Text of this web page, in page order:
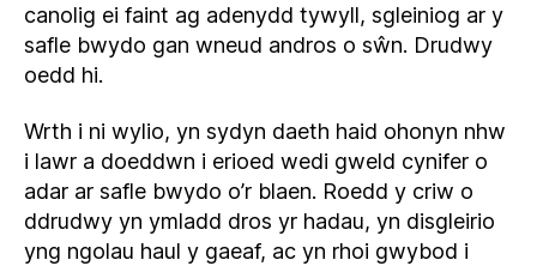
canolig ei faint ag adenydd tywyll, sgleiniog ar y
safle bwydo gan wneud andros o sŵn. Drudwy
oedd hi.
Wrth i ni wylio, yn sydyn daeth haid ohonyn nhw
i lawr a doeddwn i erioed wedi gweld cynifer o
adar ar safle bwydo o’r blaen. Roedd y criw o
ddrudwy yn ymladd dros yr hadau, yn disgleirio
yng ngolau haul y gaeaf, ac yn rhoi gwybod i